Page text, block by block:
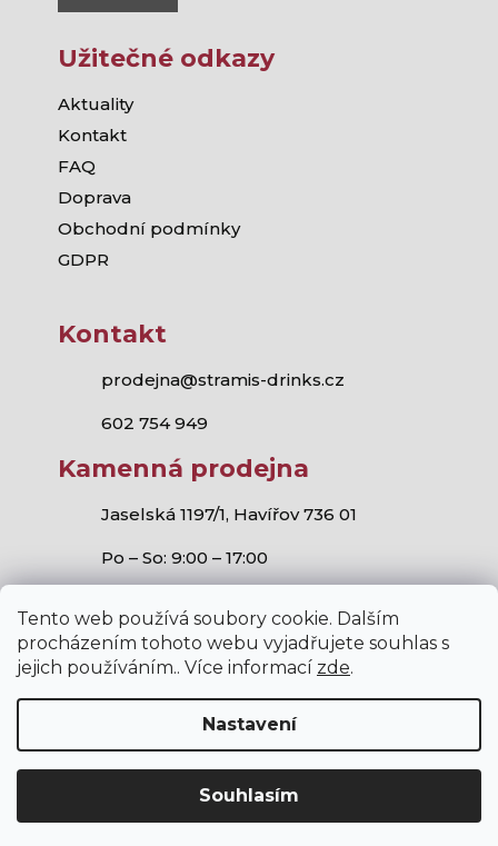
Tento web používá soubory cookie. Dalším
procházením tohoto webu vyjadřujete souhlas s
jejich používáním.. Více informací zde.
Nastavení
Souhlasím
Užitečné odkazy
Aktuality
Kontakt
FAQ
Doprava
Obchodní podmínky
GDPR
Kontakt
prodejna@stramis-drinks.cz
602 754 949
Kamenná prodejna
Jaselská 1197/1, Havířov 736 01
Po – So: 9:00 – 17:00
Stramis.cz všechna práva vyhrazena.
Studio S!cka
V internetovém obchodě stramis.cz platí zákaz prodeje
alkoholických nápojů osobám mladším 18 let.